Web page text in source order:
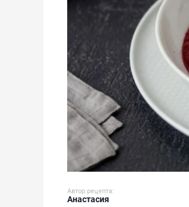
Автор рецепта:
Анастасия